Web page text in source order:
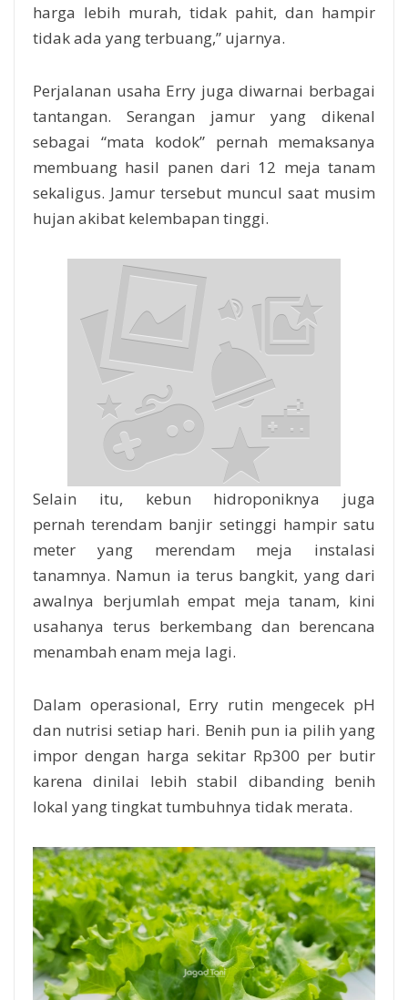
harga lebih murah, tidak pahit, dan hampir
tidak ada yang terbuang,” ujarnya.
Perjalanan usaha Erry juga diwarnai berbagai
tantangan. Serangan jamur yang dikenal
sebagai “mata kodok” pernah memaksanya
membuang hasil panen dari 12 meja tanam
sekaligus. Jamur tersebut muncul saat musim
hujan akibat kelembapan tinggi.
Selain itu, kebun hidroponiknya juga
pernah terendam banjir setinggi hampir satu
meter yang merendam meja instalasi
tanamnya. Namun ia terus bangkit, yang dari
awalnya berjumlah empat meja tanam, kini
usahanya terus berkembang dan berencana
menambah enam meja lagi.
Dalam operasional, Erry rutin mengecek pH
dan nutrisi setiap hari. Benih pun ia pilih yang
impor dengan harga sekitar Rp300 per butir
karena dinilai lebih stabil dibanding benih
lokal yang tingkat tumbuhnya tidak merata.